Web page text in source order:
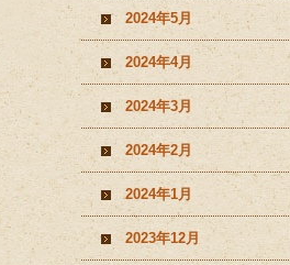
2024年5月
2024年4月
2024年3月
2024年2月
2024年1月
2023年12月